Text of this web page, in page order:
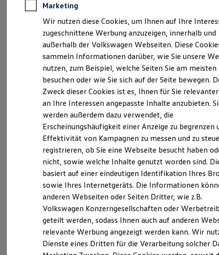
Anpfiff zum Gewinn
Elektroautos
ID. Tutorials
Elektrofahrzeugkonzepte
Reichweite
Reichweite der ID. Modelle
Reichweite im Winter
Laden
Laden unterwegs
Laden Zuhause
Ladezeitensimulator
Batterie
Sicherheit
Garantie und Lebensdauer
Nachhaltigkeit
Technologie
Kosten und Kauf
Verbrauchskosten
Kaufoptionen
E-Auto-Förderung
Software und Konnektivität
Die ID. Software 6
ID. Software Versionen und Updates
Digitale Extras
Schnittstellen zu Ihrem ID.
(Impressum & Rechtliches)
Profitieren Sie von starken
Vorteilen
Jederzeit mit den Fahrzeugen für Menschen mit
eingeschränkter Mobilität unabhängig und mobil
sein – ganz so, wie Sie es sich wünschen. Mit
Fahrhilfen und Assistenzsystemen von
Volkswagenstimmen Sie Ihr Wunschfahrzeug
genau auf Ihre Bedürfnisse ab. Entscheiden Sie
sich für Fahrhilfen vonVolkswagenund
Marketing
Wir nutzen diese Cookies, um Ihnen auf Ihre
zugeschnittene Werbung anzuzeigen, innerhalb und
außerhalb der Volkswagen Webseiten. Diese
sammeln Informationen darüber, wie Sie unsere
nutzen, zum Beispiel, welche Seiten Sie am meisten
besuchen oder wie Sie sich auf der Seite bewegen.
Zweck dieser Cookies ist es, Ihnen für Sie
an Ihre Interessen angepasste Inhalte anzubieten.
werden außerdem dazu verwendet, die
Erscheinungshäufigkeit einer Anzeige zu begrenzen
Effektivität von Kampagnen zu messen und zu
registrieren, ob Sie eine Webseite besucht haben
nicht, sowie welche Inhalte genutzt worden sind.
basiert auf einer eindeutigen Identifikation Ihres
sowie Ihres Internetgeräts. Die Informationen
anderen Webseiten oder Seiten Dritter, wie z.B.
Volkswagen Konzerngesellschaften oder
geteilt werden, sodass Ihnen auch auf anderen
relevante Werbung angezeigt werden kann. Wir
Dienste eines Dritten für die Verarbeitung solcher